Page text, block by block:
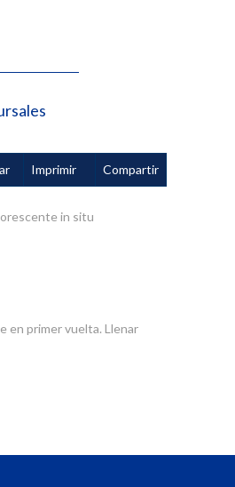
Imprimir Compartir
in situ
en primer vuelta. Llenar